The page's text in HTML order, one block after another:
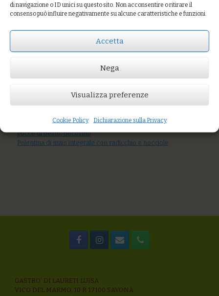
di navigazione o ID unici su questo sito. Non acconsentire o ritirare il
consenso può influire negativamente su alcune caratteristiche e funzioni.
Accetta
Nega
Visualizza preferenze
Cookie Policy Dichiarazione sulla Privacy
AGGIUNGI AL CARRELLO
You might also like
Gnocchi di patate con melanzane arrostite, pomodoro fresco,
gocce di pesto, pecorino
Polentina di mais integrale con radicchio e nocciole
Quinoa con fave e
verdure di
stagione
GASTRO’ DI LAURETI LUISA
VICO DEL MARMO, 10 R 17100 SAVONA